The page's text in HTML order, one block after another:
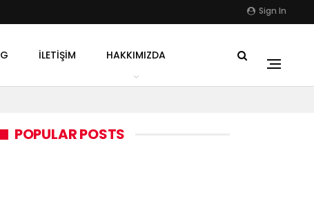
Sign In
İLETIŞIM HAKKIMIZDA
POPULAR POSTS